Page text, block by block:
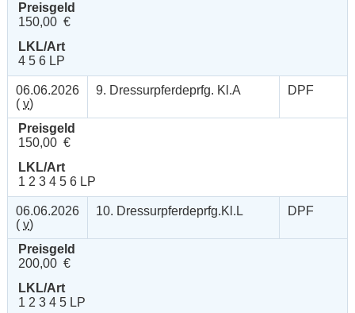
Preisgeld
150,00 €
LKL/Art
4 5 6 LP
06.06.2026
( v)
9. Dressurpferdeprfg. Kl.A DPF
Preisgeld
150,00 €
LKL/Art
1 2 3 4 5 6 LP
06.06.2026
( v)
10. Dressurpferdeprfg.Kl.L DPF
Preisgeld
200,00 €
LKL/Art
1 2 3 4 5 LP